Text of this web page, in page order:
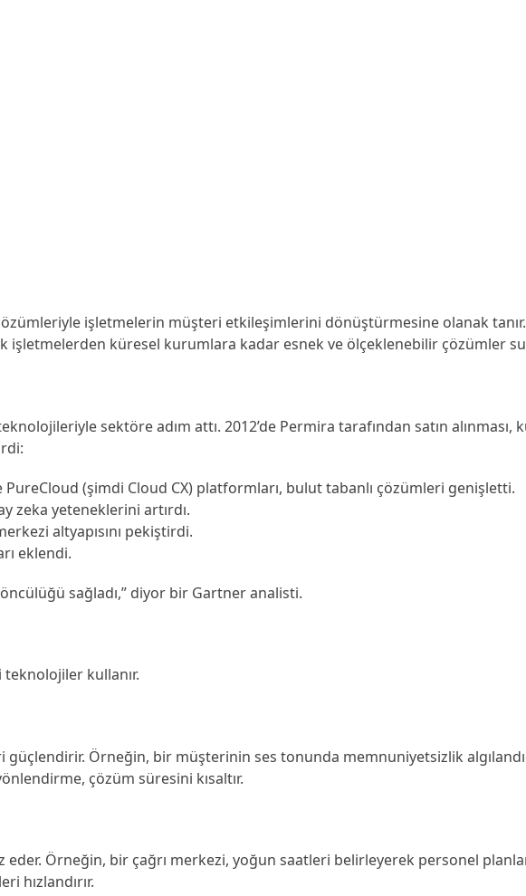
işletmelerin müşteri etkileşimlerini dönüştürmesine olanak tanır.
işletmelerden küresel kurumlara kadar esnek ve ölçeklenebilir çözümler
sektöre adım attı. 2012’de Permira tarafından satın alınması,
PureCloud (şimdi Cloud CX) platformları, bulut tabanlı çözümleri genişletti.
zeka yeteneklerini artırdı.
altyapısını pekiştirdi.
eklendi.
sağladı,” diyor bir Gartner analisti.
kullanır.
Örneğin, bir müşterinin ses tonunda memnuniyetsizlik
çözüm süresini kısaltır.
eder. Örneğin, bir çağrı merkezi, yoğun saatleri belirleyerek personel
hızlandırır.